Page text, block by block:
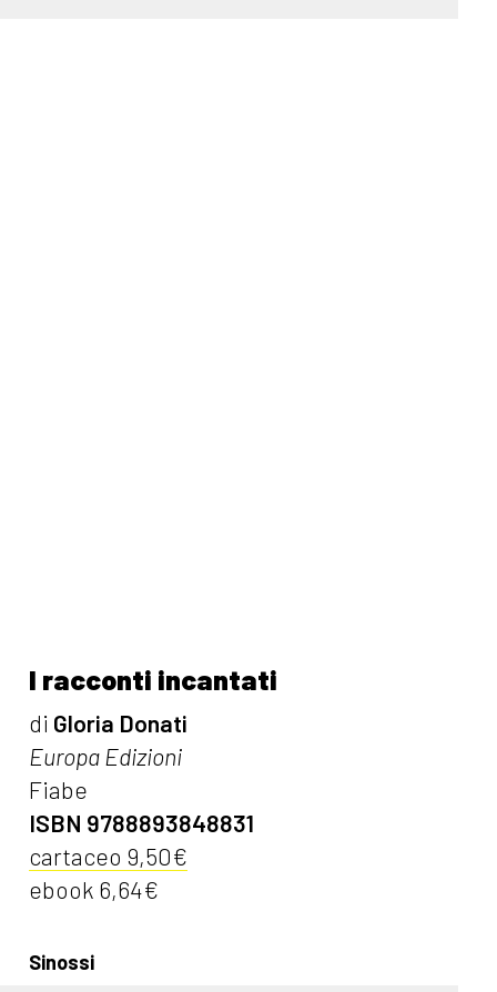
I racconti incantati
di Gloria Donati
Europa Edizioni
Fiabe
ISBN 9788893848831
cartaceo 9,50€
ebook 6,64€
Sinossi